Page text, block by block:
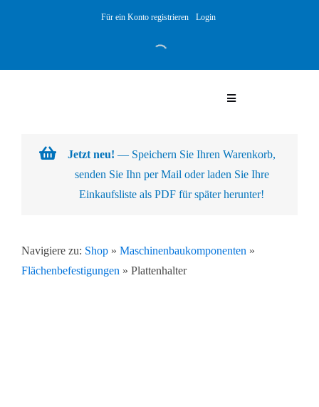
Für ein Konto registrieren Login
Toggle
Jetzt neu! — Speichern Sie Ihren Warenkorb,
senden Sie Ihn per Mail oder laden Sie Ihre
Einkaufsliste als PDF für später herunter!
Navigiere zu: Shop» Maschinenbaukomponenten »
Flächenbefestigungen » Plattenhalter